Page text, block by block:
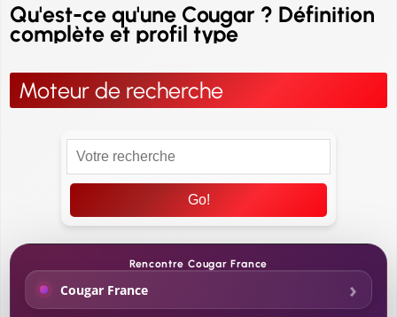
Qu'est-ce qu'une Cougar ? Définition
complète et profil type
Moteur de recherche
Go!
Rencontre Cougar France
Cougar France